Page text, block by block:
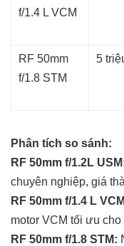
f/1.4 L VCM
RF 50mm
f/1.8 STM
5
Phân tích so sánh:
RF 50mm f/1.2L
chuyên nghiệp, giá
RF 50mm f/1.4 L
motor VCM tối ưu
RF 50mm f/1.8 STM: